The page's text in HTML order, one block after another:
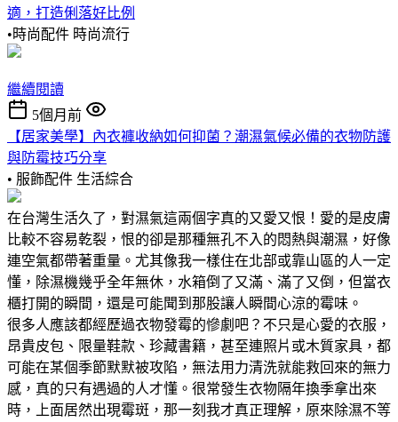
適，打造俐落好比例
•時尚配件 時尚流行
繼續閱讀
5個月前
【居家美學】內衣褲收納如何抑菌？潮濕氣候必備的衣物防護
與防霉技巧分享
• 服飾配件 生活綜合
在台灣生活久了，對濕氣這兩個字真的又愛又恨！愛的是皮膚
比較不容易乾裂，恨的卻是那種無孔不入的悶熱與潮濕，好像
連空氣都帶著重量。尤其像我一樣住在北部或靠山區的人一定
懂，除濕機幾乎全年無休，水箱倒了又滿、滿了又倒，但當衣
櫃打開的瞬間，還是可能聞到那股讓人瞬間心涼的霉味。
很多人應該都經歷過衣物發霉的慘劇吧？不只是心愛的衣服，
昂貴皮包、限量鞋款、珍藏書籍，甚至連照片或木質家具，都
可能在某個季節默默被攻陷，無法用力清洗就能救回來的無力
感，真的只有遇過的人才懂。很常發生衣物隔年換季拿出來
時，上面居然出現霉斑，那一刻我才真正理解，原來除濕不等